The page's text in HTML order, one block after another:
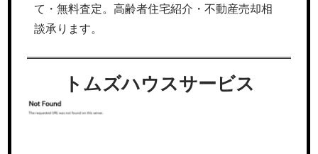
て・無料査定。高齢者住宅紹介・不動産売却相
談承ります。
トムズハウスサービス